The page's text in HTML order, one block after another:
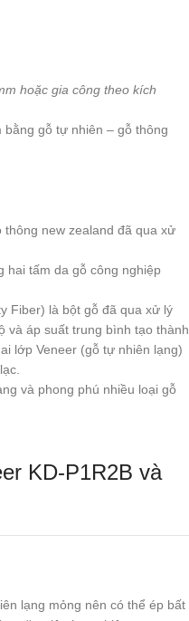
hoặc gia công theo kích
bằng gỗ tự nhiên – gỗ thông
new zealand đã qua xử
hai tấm da gỗ công nghiệp
Fiber) là bột gỗ đã qua xử lý
và áp suất trung bình tạo thành
lớp Veneer (gỗ tự nhiên lạng)
và phong phú nhiều loại gỗ
KD-P1R2B và
lạng mỏng nên có thể ép bất